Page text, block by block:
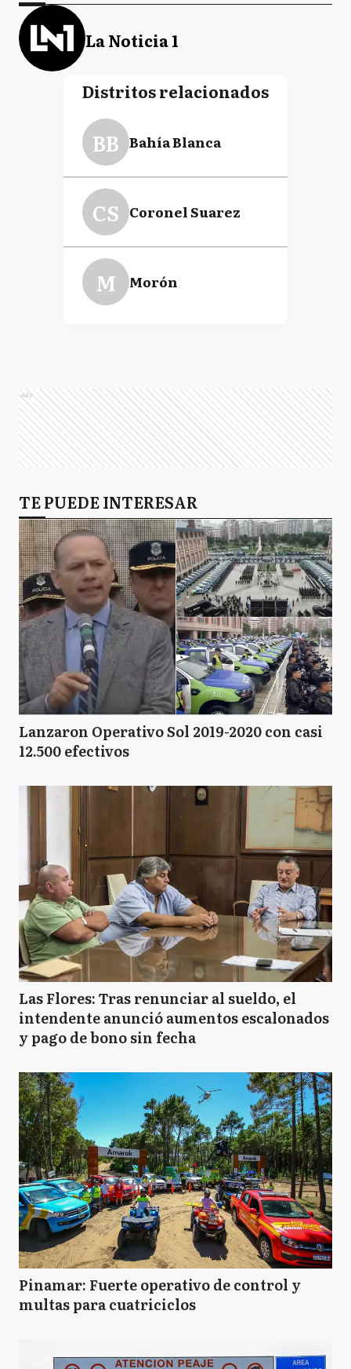
La Noticia 1
Distritos relacionados
BB Bahía Blanca
CS Coronel Suarez
M Morón
Ads
TE PUEDE INTERESAR
Lanzaron Operativo Sol 2019-2020 con casi
12.500 efectivos
Las Flores: Tras renunciar al sueldo, el
intendente anunció aumentos escalonados
y pago de bono sin fecha
Pinamar: Fuerte operativo de control y
multas para cuatriciclos